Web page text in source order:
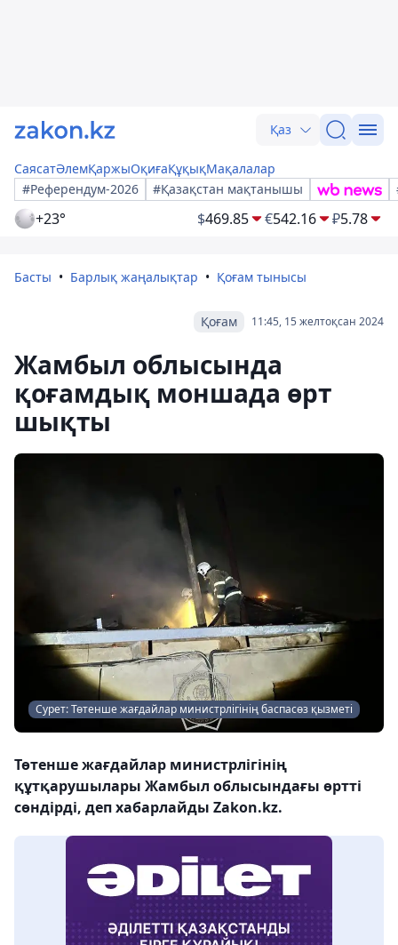
Қаз
СаясатӘлемҚаржыОқиғаҚұқықМақалалар
#Референдум-2026
#Қазақстан мақтанышы
+23° $469.85 €542.16 ₽5.78
Басты Барлық жаңалықтар Қоғам тынысы
11:45, 15 желтоқсан 2024
Қоғам
Жамбыл облысында
қоғамдық моншада өрт
шықты
Сурет: Төтенше жағдайлар министрлігінің баспасөз қызметі
Төтенше жағдайлар министрлігінің
құтқарушылары Жамбыл облысындағы өртті
сөндірді, деп хабарлайды Zakon.kz.